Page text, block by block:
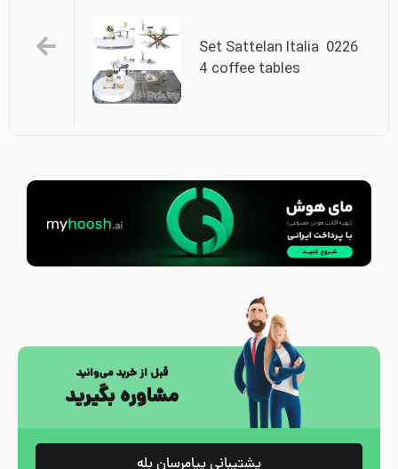
0226 Set Sattelan Italia
4 coffee tables
قبل از خرید می‌وانید
مشاوره بگیرید